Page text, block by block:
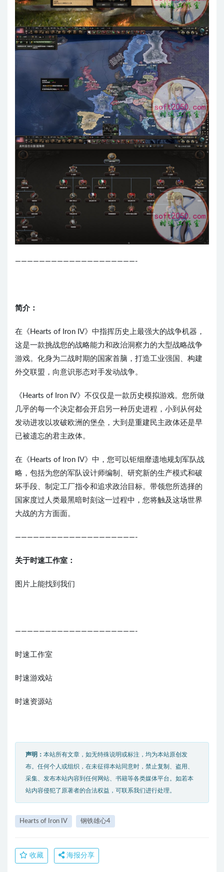
————————————————————-
简介：
在《Hearts of Iron IV》中指挥历史上最强大的战争机器，
这是一款挑战您的战略能力和政治洞察力的大型战略战争
游戏。化身为二战时期的国家首脑，打造工业强国、构建
外交联盟，向意识形态对手发动战争。
《Hearts of Iron IV》不仅仅是一款历史模拟游戏。您所做
几乎的每一个决定都会开启另一种历史进程，小到从何处
发动进攻以攻破欧洲的堡垒，大到是重建民主政体还是早
已被遗忘的君主政体。
在《Hearts of Iron IV》中，您可以钜细靡遗地规划军队战
略，包括为您的军队设计师编制、研究新的生产模式和破
坏手段、制定工厂指令和追求政治目标。带领您所选择的
国家度过人类最黑暗时刻这一过程中，您将触及这场世界
大战的方方面面。
————————————————————-
关于时速工作室：
图片上能找到我们
————————————————————-
时速工作室
时速游戏站
时速资源站
声明： 本站所有文章，如无特殊说明或标注，均为本站原创发
布。任何个人或组织，在未征得本站同意时，禁止复制、盗用、
采集、发布本站内容到任何网站、书籍等各类媒体平台。如若本
站内容侵犯了原著者的合法权益，可联系我们进行处理。
Hearts of Iron IV 钢铁雄心4
收藏 海报分享